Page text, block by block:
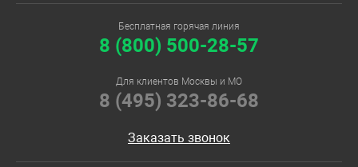
Бесплатная горячая линия
8 (800) 500-28-57
Для клиентов Москвы и МО
8 (495) 323-86-68
Заказать звонок